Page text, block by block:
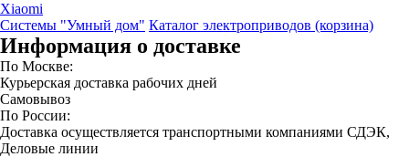
Xiaomi
Системы "Умный дом" Каталог электроприводов (корзина)
Информация о доставке
По Москве:
Курьерская доставка рабочих дней
Самовывоз
По России:
Доставка осуществляется транспортными компаниями СДЭК,
Деловые линии